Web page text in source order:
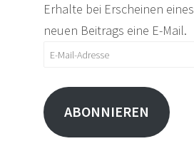
Erhalte bei Erscheinen eines
neuen Beitrags eine E-Mail.
E-
Adresse
ABONNIEREN